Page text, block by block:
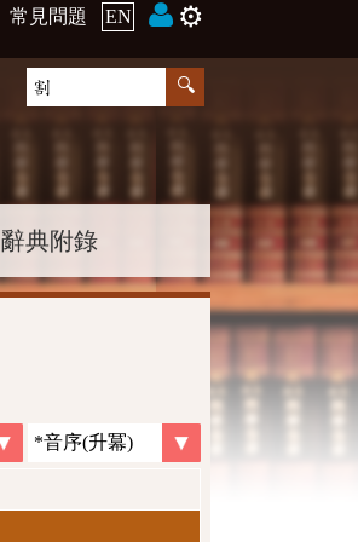
常見問題 EN ⚙️
辭典附錄